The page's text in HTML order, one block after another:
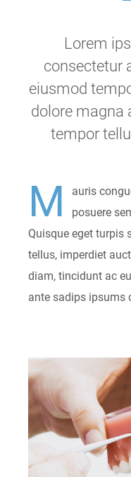
Lorem
consectetur
eiusmod
dolore magna
tempor
M
auris
posuere
Quisque eget turpis
tellus, imperdiet
diam, tincidunt ac
ante sadips ipsums